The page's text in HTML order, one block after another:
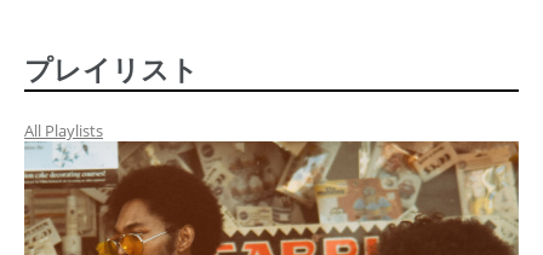
プレイリスト
All Playlists